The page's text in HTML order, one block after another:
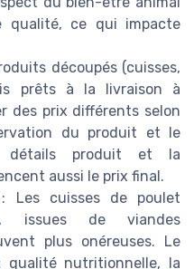
qualité, ce qui impacte
découpés (cuisses,
prêts à la livraison à
des prix différents selon
du produit et le
détails produit et la
aussi le prix final.
: Les cuisses de poulet
issues de viandes
plus onéreuses. Le
nutritionnelle, la